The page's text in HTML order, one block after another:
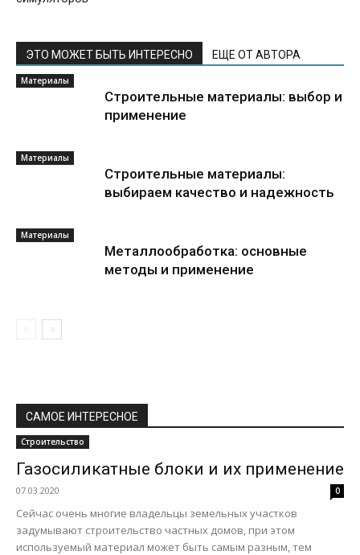
ЭТО МОЖЕТ БЫТЬ ИНТЕРЕСНО ЕЩЕ ОТ АВТОРА
Материалы
Строительные материалы: выбор и
применение
Материалы
Строительные материалы:
выбираем качество и надежность
Материалы
Металлообработка: основные
методы и применение
САМОЕ ИНТЕРЕСНОЕ
Строительство
Газосиликатные блоки и их применение
07.03.2020 0
Сейчас очень многие владельцы земельных участков
задумывают строительство частных домов, при этом
используемый материал может быть самым разным, тем